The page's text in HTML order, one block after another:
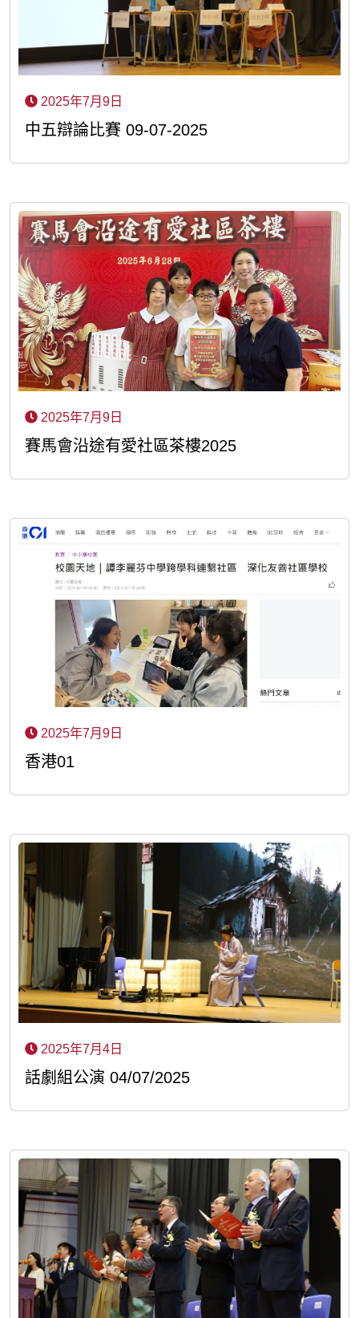
2025年7月9日
中五辯論比賽 09-07-2025
2025年7月9日
賽馬會沿途有愛社區茶樓2025
2025年7月9日
香港01
2025年7月4日
話劇組公演 04/07/2025